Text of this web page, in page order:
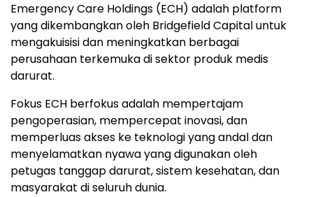
Emergency Care Holdings (ECH) adalah platform
yang dikembangkan oleh Bridgefield Capital untuk
mengakuisisi dan meningkatkan berbagai
perusahaan terkemuka di sektor produk medis
darurat.
Fokus ECH berfokus adalah mempertajam
pengoperasian, mempercepat inovasi, dan
memperluas akses ke teknologi yang andal dan
menyelamatkan nyawa yang digunakan oleh
petugas tanggap darurat, sistem kesehatan, dan
masyarakat di seluruh dunia.